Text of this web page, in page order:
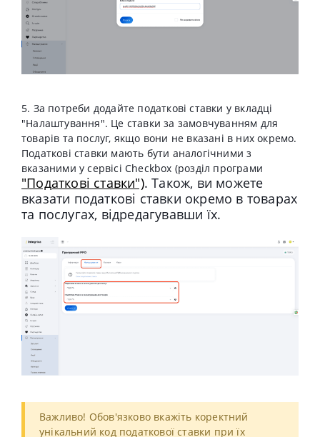
5. За потреби додайте податкові ставки у вкладці
"Налаштування". Це ставки за замовчуванням для
товарів та послуг, якщо вони не вказані в них окремо.
Податкові ставки мають бути аналогічними з
вказаними у сервісі Cheсkbox (розділ програми
"Податкові ставки"). Також, ви можете
вказати податкові ставки окремо в товарах
та послугах, відредагувавши їх.
Важливо! Обов'язково вкажіть коректний
унікальний код податкової ставки при їх